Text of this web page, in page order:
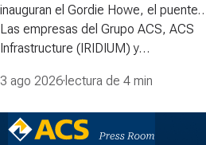
inauguran el Gordie Howe, el puente
atirantado más largo de Norteamérica
Las empresas del Grupo ACS, ACS
Infrastructure (IRIDIUM) y
la inauguraci&oacute;n del Puente
atirantado m&aacute;s largo de
3 ago 2026· lectura de 4 min